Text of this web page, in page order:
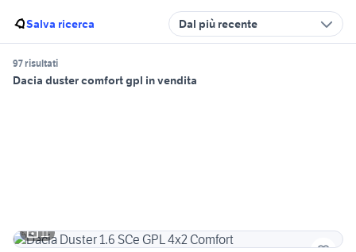
Salva ricerca Dal più recente
97 risultati
Dacia duster comfort gpl in vendita
11